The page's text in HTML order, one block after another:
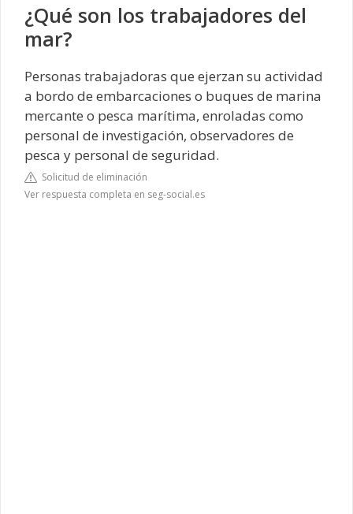
¿Qué son los trabajadores del
mar?
Personas trabajadoras que ejerzan su actividad
a bordo de embarcaciones o buques de marina
mercante o pesca marítima, enroladas como
personal de investigación, observadores de
pesca y personal de seguridad.
Solicitud de eliminación
Ver respuesta completa en seg-social.es